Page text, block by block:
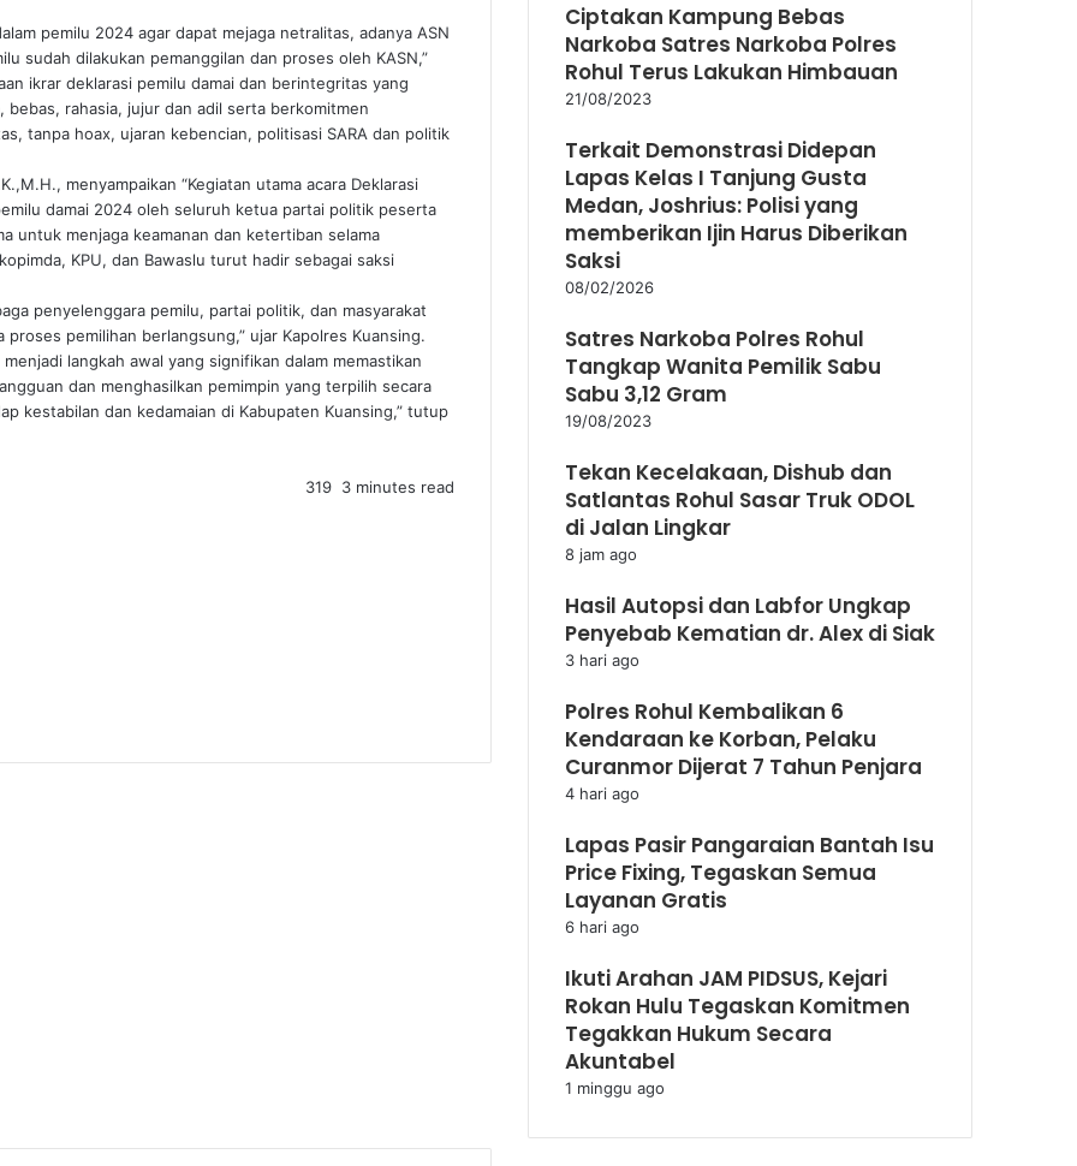
pemilu 2024 agar dapat mejaga netralitas, adanya ASN
sudah dilakukan pemanggilan dan proses oleh KASN,”
ikrar deklarasi pemilu damai dan berintegritas yang
rahasia, jujur dan adil serta berkomitmen
tanpa hoax, ujaran kebencian, politisasi SARA dan politik
menyampaikan “Kegiatan utama acara Deklarasi
damai 2024 oleh seluruh ketua partai politik peserta
untuk menjaga keamanan dan ketertiban selama
KPU, dan Bawaslu turut hadir sebagai saksi
penyelenggara pemilu, partai politik, dan masyarakat
pemilihan berlangsung,” ujar Kapolres Kuansing.
langkah awal yang signifikan dalam memastikan
dan menghasilkan pemimpin yang terpilih secara
kestabilan dan kedamaian di Kabupaten Kuansing,” tutup
319 3 minutes read
Ciptakan Kampung Bebas
Narkoba Satres Narkoba Polres
Rohul Terus Lakukan Himbauan
21/08/2023
Terkait Demonstrasi Didepan
Lapas Kelas I Tanjung Gusta
Medan, Joshrius: Polisi yang
memberikan Ijin Harus Diberikan
Saksi
08/02/2026
Satres Narkoba Polres Rohul
Tangkap Wanita Pemilik Sabu
Sabu 3,12 Gram
19/08/2023
Tekan Kecelakaan, Dishub dan
Satlantas Rohul Sasar Truk ODOL
di Jalan Lingkar
8 jam ago
Hasil Autopsi dan Labfor Ungkap
Penyebab Kematian dr. Alex di Siak
3 hari ago
Polres Rohul Kembalikan 6
Kendaraan ke Korban, Pelaku
Curanmor Dijerat 7 Tahun Penjara
4 hari ago
Lapas Pasir Pangaraian Bantah Isu
Price Fixing, Tegaskan Semua
Layanan Gratis
6 hari ago
Ikuti Arahan JAM PIDSUS, Kejari
Rokan Hulu Tegaskan Komitmen
Tegakkan Hukum Secara
Akuntabel
1 minggu ago